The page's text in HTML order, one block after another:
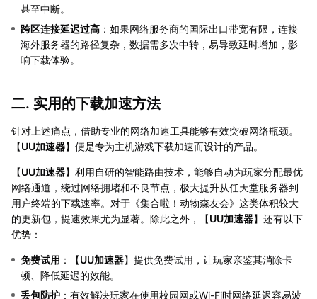
甚至中断。
跨区连接延迟过高 ：如果网络服务商的国际出口带宽有限，连接
海外服务器的路径复杂，数据需多次中转，易导致延时增加，影
响下载体验。
二. 实用的下载加速方法
针对上述痛点，借助专业的网络加速工具能够有效突破网络瓶颈。
【UU加速器】便是专为主机游戏下载加速而设计的产品。
【UU加速器】利用自研的智能路由技术，能够自动为玩家分配最优
网络通道，绕过网络拥堵和不良节点，极大提升从任天堂服务器到
用户终端的下载速率。对于《集合啦！动物森友会》这类体积较大
的更新包，提速效果尤为显著。除此之外，【UU加速器】还有以下
优势：
免费试用 ：【UU加速器】提供免费试用，让玩家亲鉴其消除卡
顿、降低延迟的效能。
丢包防护 ：有效解决玩家在使用校园网或Wi-Fi时网络延迟容易波